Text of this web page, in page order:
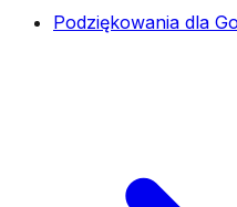
Podziękowania dla